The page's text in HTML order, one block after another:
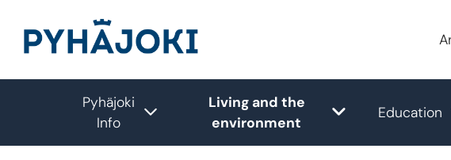
Pyhäjoki
Info
Toggle submenu
Living and the
environment
ToggleEducation